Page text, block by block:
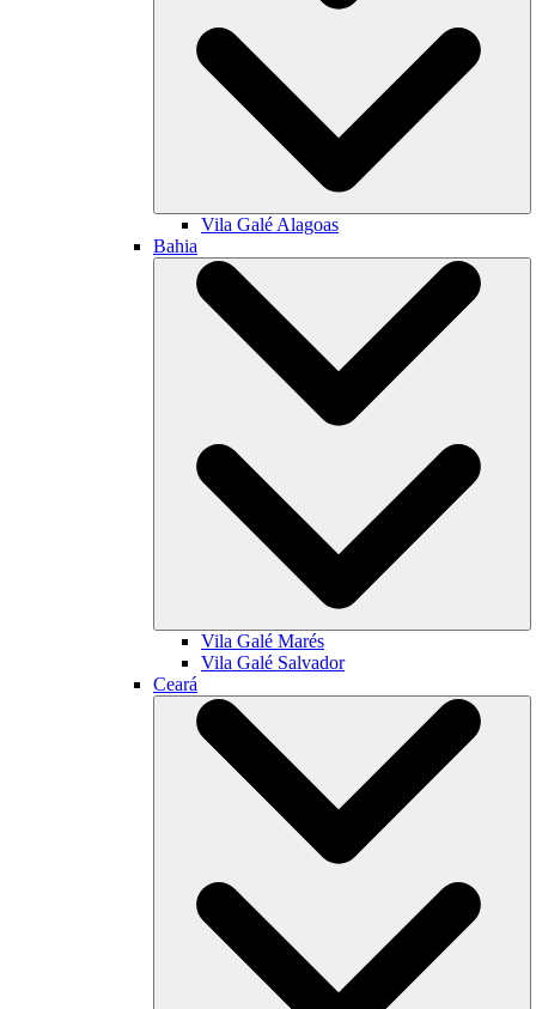
Vila Galé Alagoas
Bahia
Vila Galé Marés
Vila Galé Salvador
Ceará